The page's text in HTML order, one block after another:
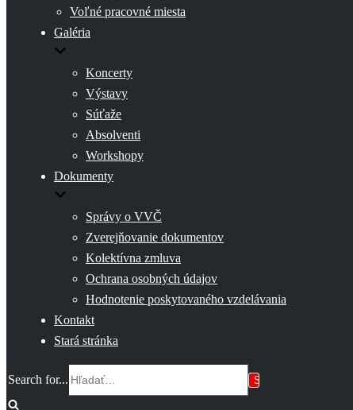
Voľné pracovné miesta
Galéria
Koncerty
Výstavy
Súťaže
Absolventi
Workshopy
Dokumenty
Správy o VVČ
Zverejňovanie dokumentov
Kolektívna zmluva
Ochrana osobných údajov
Hodnotenie poskytovaného vzdelávania
Kontakt
Stará stránka
Search for...